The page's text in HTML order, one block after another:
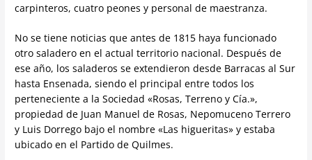
carpinteros, cuatro peones y personal de maestranza.
No se tiene noticias que antes de 1815 haya funcionado
otro saladero en el actual territorio nacional. Después de
ese año, los saladeros se extendieron desde Barracas al Sur
hasta Ensenada, siendo el principal entre todos los
perteneciente a la Sociedad «Rosas, Terreno y Cía.»,
propiedad de Juan Manuel de Rosas, Nepomuceno Terrero
y Luis Dorrego bajo el nombre «Las higueritas» y estaba
ubicado en el Partido de Quilmes.